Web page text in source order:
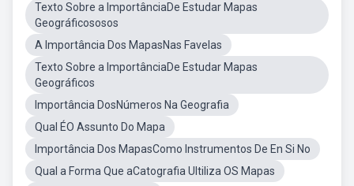
Texto Sobre a ImportânciaDe Estudar Mapas
Geográficososos
A Importância Dos MapasNas Favelas
Texto Sobre a ImportânciaDe Estudar Mapas
Geográficos
Importância DosNúmeros Na Geografia
Qual ÉO Assunto Do Mapa
Importância Dos MapasComo Instrumentos De En Si No
Qual a Forma Que aCatografia Ultiliza OS Mapas